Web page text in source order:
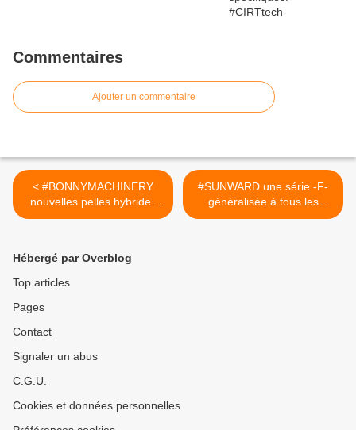
Commentaires
Ajouter un commentaire
< #BONNYMACHINERY
nouvelles pelles hybrides
de manutention #CIRTtech-
#SUNWARD une série -F-
généralisée à tous les
tonnages #CIRTtech-
Hébergé par Overblog
Top articles
Pages
Contact
Signaler un abus
C.G.U.
Cookies et données personnelles